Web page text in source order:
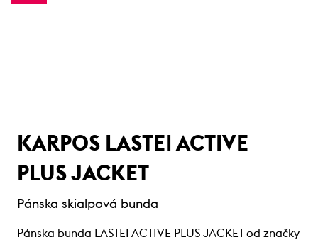
KARPOS LASTEI ACTIVE
PLUS JACKET
Pánska skialpová bunda
Pánska bunda LASTEI ACTIVE PLUS JACKET od značky